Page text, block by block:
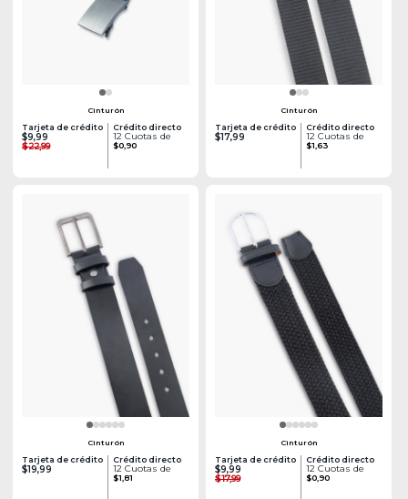
Cinturón
Tarjeta de crédito
$9,99
$22,99
Crédito directo
12 Cuotas de
$0,90
Cinturón
Tarjeta de crédito
$17,99
Crédito directo
12 Cuotas de
$1,63
Cinturón
Tarjeta de crédito
$19,99
Crédito directo
12 Cuotas de
$1,81
Cinturón
Tarjeta de crédito
$9,99
$17,99
Crédito directo
12 Cuotas de
$0,90